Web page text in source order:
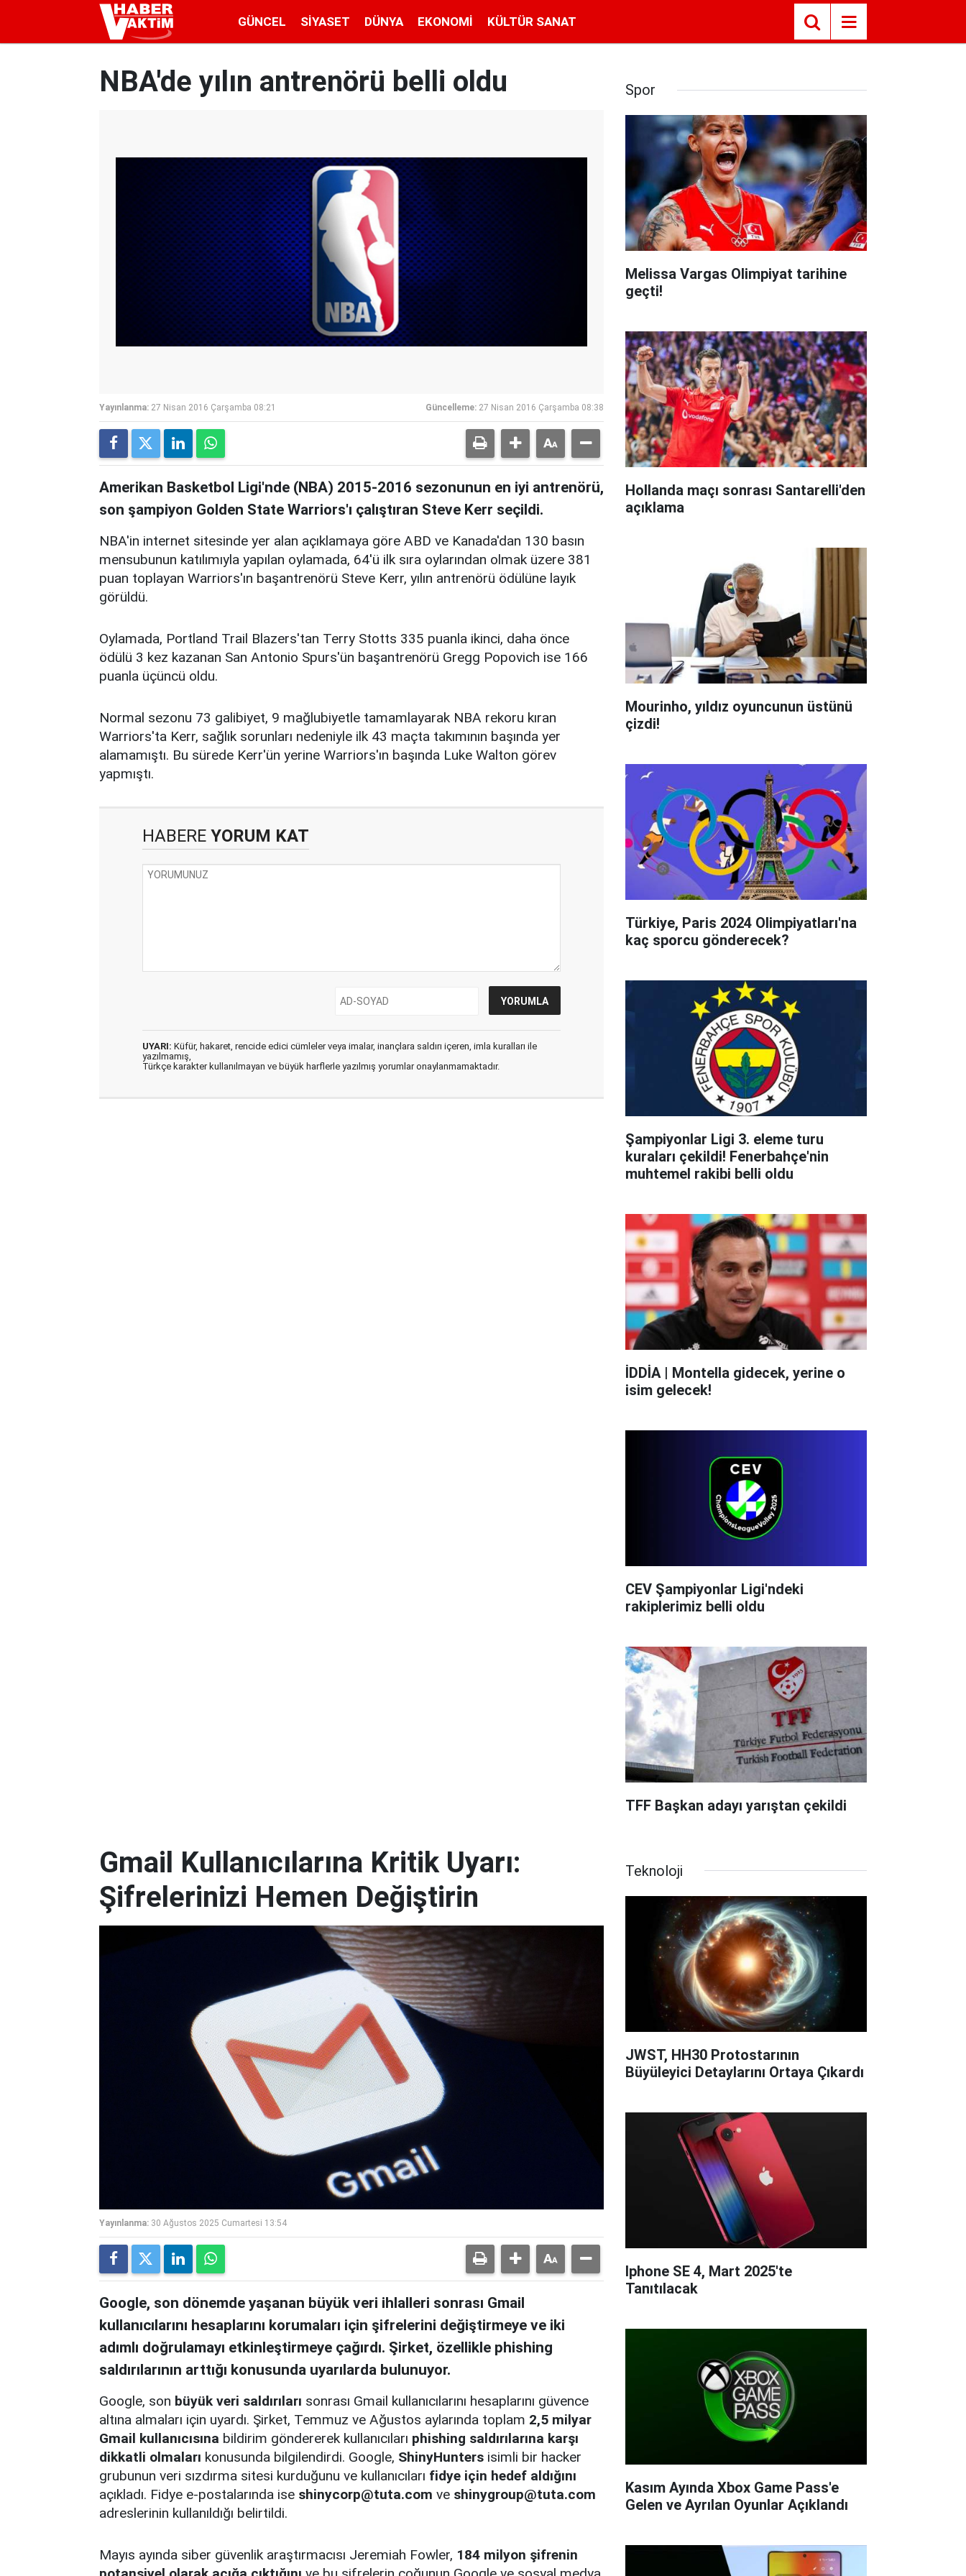
GÜNCEL SIYASET DÜNYA EKONOMI KÜLTÜR SANAT
NBA'de yılın antrenörü belli oldu
Yayınlanma: 27 Nisan 2016 Çarşamba 08:21 Güncelleme: 27 Nisan 2016 Çarşamba 08:38
Amerikan Basketbol Ligi'nde (NBA) 2015-2016 sezonunun en iyi antrenörü,
son şampiyon Golden State Warriors'ı çalıştıran Steve Kerr seçildi.
NBA'in internet sitesinde yer alan açıklamaya göre ABD ve Kanada'dan 130 basın
mensubunun katılımıyla yapılan oylamada, 64'ü ilk sıra oylarından olmak üzere 381
puan toplayan Warriors'ın başantrenörü Steve Kerr, yılın antrenörü ödülüne layık
görüldü.
Oylamada, Portland Trail Blazers'tan Terry Stotts 335 puanla ikinci, daha önce
ödülü 3 kez kazanan San Antonio Spurs'ün başantrenörü Gregg Popovich ise 166
puanla üçüncü oldu.
Normal sezonu 73 galibiyet, 9 mağlubiyetle tamamlayarak NBA rekoru kıran
Warriors'ta Kerr, sağlık sorunları nedeniyle ilk 43 maçta takımının başında yer
alamamıştı. Bu sürede Kerr'ün yerine Warriors'ın başında Luke Walton görev
yapmıştı.
HABERE YORUM KAT
UYARI: Küfür, hakaret, rencide edici cümleler veya imalar, inançlara saldırı içeren, imla kuralları ile
yazılmamış,
Türkçe karakter kullanılmayan ve büyük harflerle yazılmış yorumlar onaylanmamaktadır.
Spor
Melissa Vargas Olimpiyat tarihine
geçti!
Hollanda maçı sonrası Santarelli'den
açıklama
Mourinho, yıldız oyuncunun üstünü
çizdi!
Türkiye, Paris 2024 Olimpiyatları'na
kaç sporcu gönderecek?
Şampiyonlar Ligi 3. eleme turu
kuraları çekildi! Fenerbahçe'nin
muhtemel rakibi belli oldu
İDDİA | Montella gidecek, yerine o
isim gelecek!
CEV Şampiyonlar Ligi'ndeki
rakiplerimiz belli oldu
TFF Başkan adayı yarıştan çekildi
Gmail Kullanıcılarına Kritik Uyarı:
Şifrelerinizi Hemen Değiştirin
Yayınlanma: 30 Ağustos 2025 Cumartesi 13:54
Google, son dönemde yaşanan büyük veri ihlalleri sonrası Gmail
kullanıcılarını hesaplarını korumaları için şifrelerini değiştirmeye ve iki
adımlı doğrulamayı etkinleştirmeye çağırdı. Şirket, özellikle phishing
saldırılarının arttığı konusunda uyarılarda bulunuyor.
Google, son büyük veri saldırıları sonrası Gmail kullanıcılarını hesaplarını güvence
altına almaları için uyardı. Şirket, Temmuz ve Ağustos aylarında toplam 2,5 milyar
Gmail kullanıcısına bildirim göndererek kullanıcıları phishing saldırılarına karşı
dikkatli olmaları konusunda bilgilendirdi. Google, ShinyHunters isimli bir hacker
grubunun veri sızdırma sitesi kurduğunu ve kullanıcıları fidye için hedef aldığını
açıkladı. Fidye e-postalarında ise shinycorp@tuta.com ve shinygroup@tuta.com
adreslerinin kullanıldığı belirtildi.
Mayıs ayında siber güvenlik araştırmacısı Jeremiah Fowler, 184 milyon şifrenin
Teknoloji
JWST, HH30 Protostarının
Büyüleyici Detaylarını Ortaya Çıkardı
Iphone SE 4, Mart 2025'te
Tanıtılacak
Kasım Ayında Xbox Game Pass'e
Gelen ve Ayrılan Oyunlar Açıklandı